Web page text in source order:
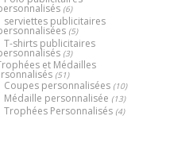
(6)
serviettes publicitaires
(5)
T-shirts publicitaires
(3)
et Médailles
(51)
Coupes personnalisées (10)
Médaille personnalisée (13)
Trophées Personnalisés (4)